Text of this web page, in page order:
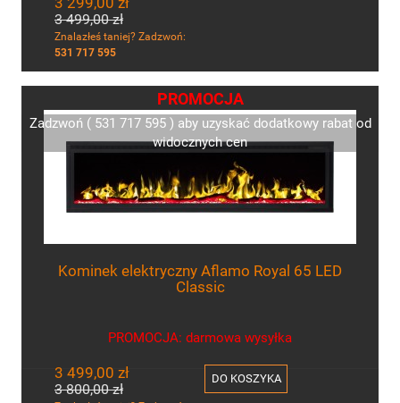
3 499,00 zł
Znalazłeś taniej? Zadzwoń:
531 717 595
Kominek elektryczny Aflamo Royal 65 LED
Classic
PROMOCJA: darmowa wysyłka
3 499,00 zł
3 800,00 zł
DO KOSZYKA
PROMOCJA
Zadzwoń ( 531 717 595 ) aby uzyskać dodatkowy rabat od
widocznych cen